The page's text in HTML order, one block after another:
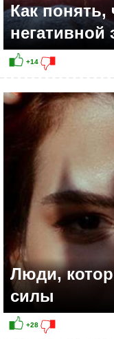
Как
негативной
Люди,
силы